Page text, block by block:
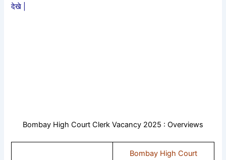
देखे |
Bombay High Court Clerk Vacancy 2025 : Overviews
Bombay High Court